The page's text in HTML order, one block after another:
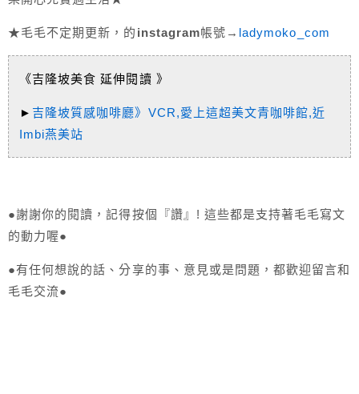
★毛毛不定期更新，的 instagram帳號→ ladymoko_com
《吉隆坡美食 延伸閱讀 》
► 吉隆坡質感咖啡廳》VCR,愛上這超美文青咖啡館,近
Imbi燕美站
●謝謝你的閱讀，記得按個『讚』! 這些都是支持著毛毛寫文
的動力喔●
●有任何想說的話、分享的事、意見或是問題，都歡迎留言和
毛毛交流●